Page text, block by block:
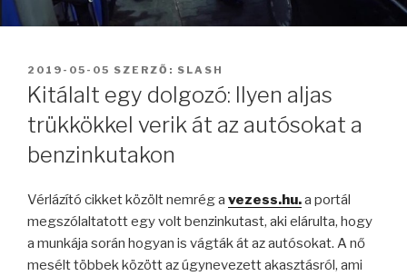
BEKÜLDVE:
2019-05-05 SZERZŐ: SLASH
Kitálalt egy dolgozó: Ilyen aljas
trükkökkel verik át az autósokat a
benzinkutakon
Vérlázító cikket közölt nemrég a vezess.hu.a portál
megszólaltatott egy volt benzinkutast, aki elárulta, hogy
a munkája során hogyan is vágták át az autósokat. A nő
mesélt többek között az úgynevezett akasztásról, ami